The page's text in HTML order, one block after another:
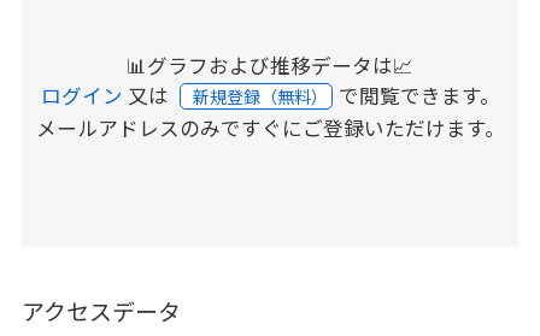
📊グラフおよび推移データは📈
ログイン 又は 新規登録（無料） で閲覧できます。
メールアドレスのみですぐにご登録いただけます。
アクセスデータ